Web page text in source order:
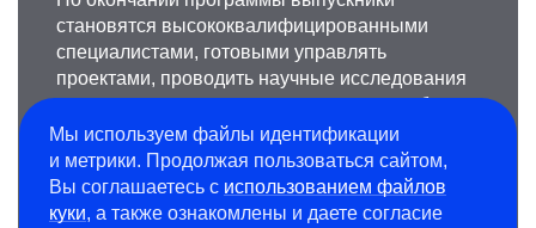
становятся высококвалифицированными
специалистами, готовыми управлять
проектами, проводить научные исследования
и внедрять инновационные решения в области
материаловедения.
Срок обучения на треке составляет 6 лет.
Мы используем файлы идентификации
и метрики. Продолжая пользоваться сайтом,
Вы соглашаетесь с использованием файлов
куки, а также ознакомлены и даете согласие